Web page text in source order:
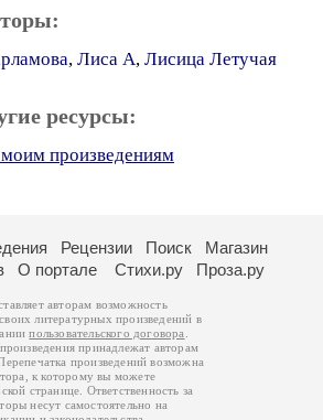
, Лиса А, Лисица Летучая
ресурсы:
произведениям
Рецензии Поиск
Магазин
О портале Стихи.ру Проза.ру
авторам возможность
литературных произведений в
пользовательского договора
принадлежат авторам
Перепечатка произведений возможна
к которому вы можете
странице. Ответственность за
несут самостоятельно на